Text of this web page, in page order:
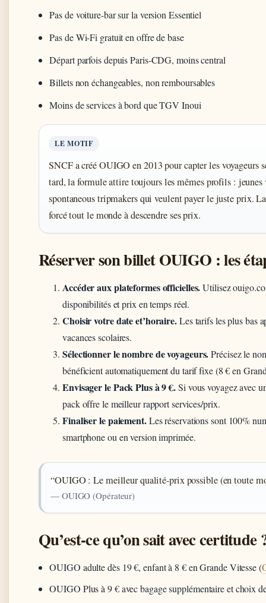
Pas de voiture-bar sur la version Essentiel
Pas de Wi-Fi gratuit en offre de base
Départ parfois depuis Paris-CDG, moins central
Billets non échangeables, non remboursables
Moins de services à bord que TGV Inoui
LE MOTIF
SNCF a créé OUIGO en 2013 pour capter les voyageurs
tard, la formule attire toujours les mêmes profils : jeunes
spontaneous tripmakers qui veulent payer le juste prix.
forcé tout le monde à descendre ses prix.
Réserver son billet OUIGO : les
Accéder aux plateformes officielles.Utilisez
disponibilités et prix en temps réel.
Choisir votre date et’horaire.Les tarifs les plus bas
vacances scolaires.
Sélectionner le nombre de voyageurs.Précisez le
bénéficient automatiquement du tarif fixe (8 € en
Envisager le Pack Plus à 9 €.Si vous voyagez avec
pack offre le meilleur rapport services/prix.
Finaliser le paiement.Les réservations sont 100%
smartphone ou en version imprimée.
“OUIGO : Le meilleur qualité-prix possible (en toute
— OUIGO (Opérateur)
Qu’est-ce qu’on sait avec certitude
OUIGO adulte dès 19 €, enfant à 8 € en Grande Vitesse (
OUIGO Plus à 9 € avec bagage supplémentaire et choix